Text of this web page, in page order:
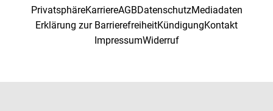
PrivatsphäreKarriereAGBDatenschutzMediadaten
Erklärung zur BarrierefreiheitKündigungKontakt
ImpressumWiderruf